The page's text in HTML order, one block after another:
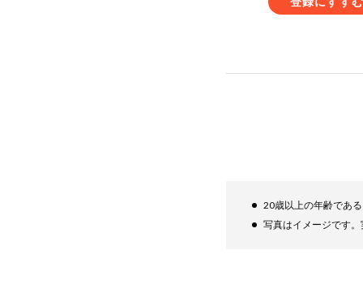
20歳以上の年齢であ
写真はイメージです